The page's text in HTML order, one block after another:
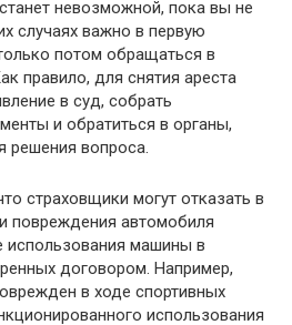
невозможной, пока вы не
случаях важно в первую
потом обращаться в
правило, для снятия ареста
в суд, собрать
и обратиться в органы,
решения вопроса.
страховщики могут отказать в
повреждения автомобиля
использования машины в
договором. Например,
в ходе спортивных
использования